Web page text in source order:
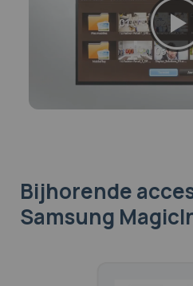
Bijhorende
Samsung